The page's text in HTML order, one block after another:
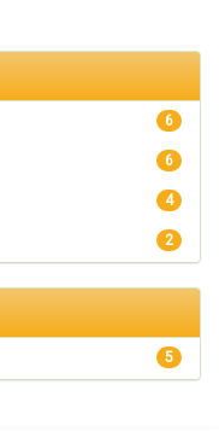
6
6
4
2
5